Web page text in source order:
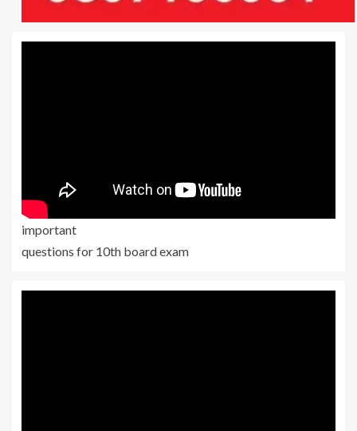
important
questions for 10th board exam